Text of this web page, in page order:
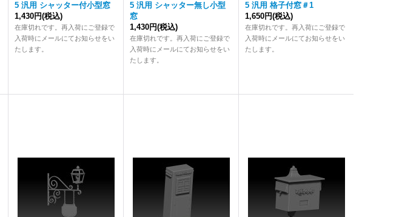
5 汎用 シャッター付小型窓
1,430円(税込)
在庫切れです。再入荷にご登録で
入荷時にメールにてお知らせをい
たします。
5 汎用 シャッター無し小型
窓
1,430円(税込)
在庫切れです。再入荷にご登録で
入荷時にメールにてお知らせをい
たします。
5 汎用 格子付窓＃1
1,650円(税込)
在庫切れです。再入荷にご登録で
入荷時にメールにてお知らせをい
たします。